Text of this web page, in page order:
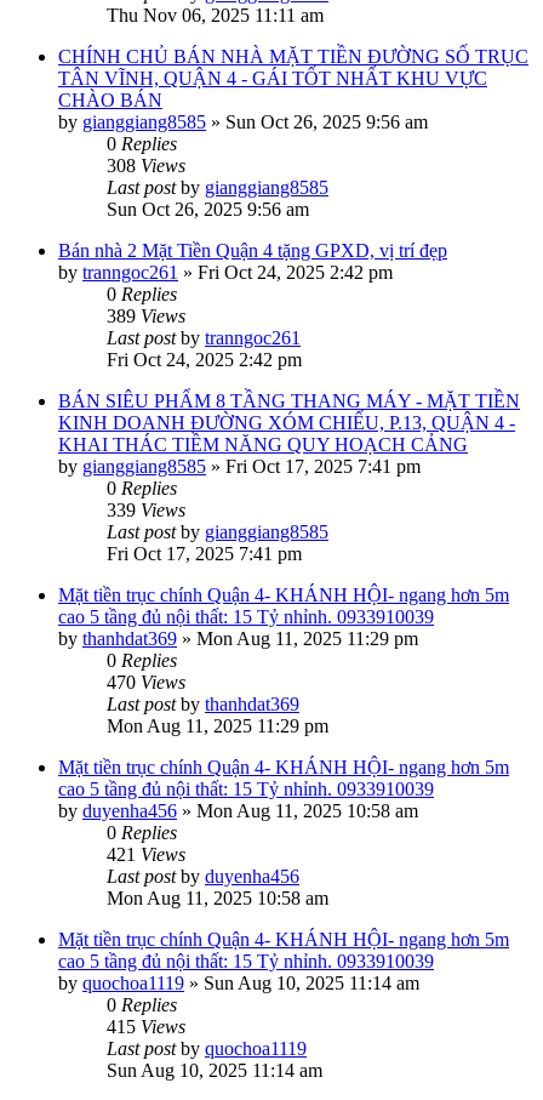
Thu Nov 06, 2025 11:11 am
CHÍNH CHỦ BÁN NHÀ MẶT TIỀN ĐƯỜNG SỐ TRỤC
TÂN VĨNH, QUẬN 4 - GÁI TỐT NHẤT KHU VỰC
CHÀO BÁN
by gianggiang8585 » Sun Oct 26, 2025 9:56 am
0 Replies
308 Views
Last postby gianggiang8585
Sun Oct 26, 2025 9:56 am
Bán nhà 2 Mặt Tiền Quận 4 tặng GPXD, vị trí đẹp
by tranngoc261 » Fri Oct 24, 2025 2:42 pm
0 Replies
389 Views
Last postby tranngoc261
Fri Oct 24, 2025 2:42 pm
BÁN SIÊU PHẨM 8 TẦNG THANG MÁY - MẶT TIỀN
KINH DOANH ĐƯỜNG XÓM CHIẾU, P.13, QUẬN 4 -
KHAI THÁC TIỀM NĂNG QUY HOẠCH CẢNG
by gianggiang8585 » Fri Oct 17, 2025 7:41 pm
0 Replies
339 Views
Last postby gianggiang8585
Fri Oct 17, 2025 7:41 pm
Mặt tiền trục chính Quận 4- KHÁNH HỘI- ngang hơn 5m
cao 5 tầng đủ nội thất: 15 Tỷ nhỉnh. 0933910039
by thanhdat369 » Mon Aug 11, 2025 11:29 pm
0 Replies
470 Views
Last postby thanhdat369
Mon Aug 11, 2025 11:29 pm
Mặt tiền trục chính Quận 4- KHÁNH HỘI- ngang hơn 5m
cao 5 tầng đủ nội thất: 15 Tỷ nhỉnh. 0933910039
by duyenha456 » Mon Aug 11, 2025 10:58 am
0 Replies
421 Views
Last postby duyenha456
Mon Aug 11, 2025 10:58 am
Mặt tiền trục chính Quận 4- KHÁNH HỘI- ngang hơn 5m
cao 5 tầng đủ nội thất: 15 Tỷ nhỉnh. 0933910039
by quochoa1119 » Sun Aug 10, 2025 11:14 am
0 Replies
415 Views
Last postby quochoa1119
Sun Aug 10, 2025 11:14 am